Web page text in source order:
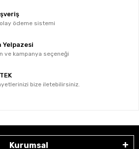
ödeme sistemi
Yelpazesi
ve kampanya seçeneği
bize iletebilirsiniz.
Kurumsal